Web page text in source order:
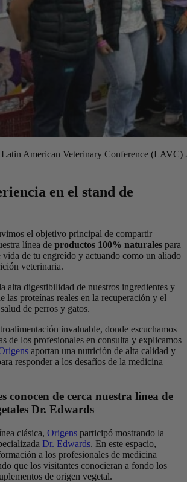
Latin American Veterinary Conference (LAVC)
en el stand de
el objetivo principal de compartir
línea de productos 100% naturales para
de tu engreído y actuando como un aliado
veterinaria.
alta digestibilidad de nuestros ingredientes y
las proteínas reales en la recuperación y el
de perros y gatos.
invaluable, donde escuchamos
de los profesionales en consulta y explicamos
aportan una nutrición de alta calidad y
responder a los desafíos de la medicina
conocen de cerca nuestra línea de
Dr. Edwards
clásica, Origens participó mostrando la
Dr. Edwards. En este espacio,
a los profesionales de medicina
que los visitantes conocieran a fondo los
de origen vegetal.